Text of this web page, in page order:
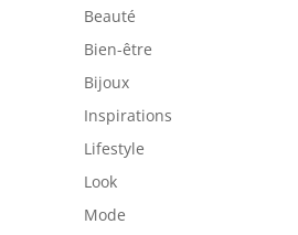
Beauté
Bien-être
Bijoux
Inspirations
Lifestyle
Look
Mode